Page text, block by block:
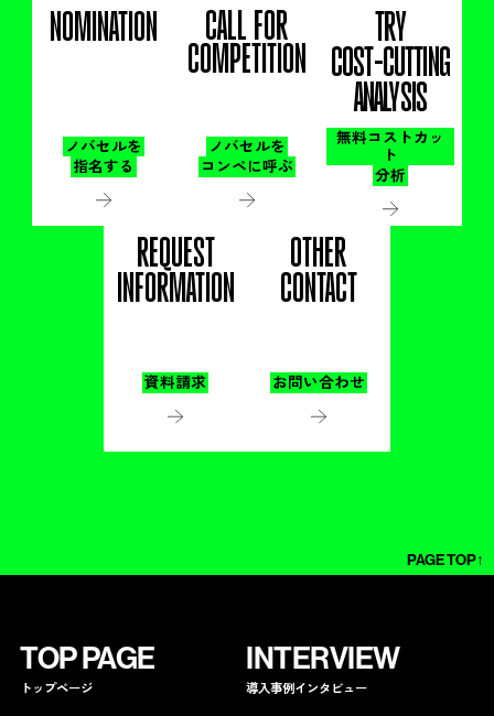
NOMINATION
ノバセルを
指名する
CALL FOR
COMPETITION
ノバセルを
コンペに呼ぶ
TRY
COST-CUTTING
ANALYSIS
無料コストカッ
ト
分析
REQUEST
INFORMATION
資料請求
OTHER
CONTACT
お問い合わせ
PAGE TOP↑
TOP PAGE
トップページ
INTERVIEW
導入事例インタビュー